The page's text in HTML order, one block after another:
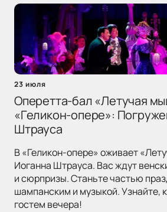
23 июля
Оперетта-бал «Летучая
«Геликон-опере»:
Штрауса
В «Геликон-опере» оживает
Иоганна Штрауса. Вас ждут
и сюрпризы. Станьте частью
шампанским и музыкой. Узнайте,
гостем вечера!